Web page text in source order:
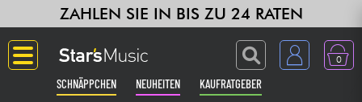
ZAHLEN SIE IN BIS ZU 24 RATEN
0
SCHNÄPPCHEN NEUHEITEN KAUFRATGEBER